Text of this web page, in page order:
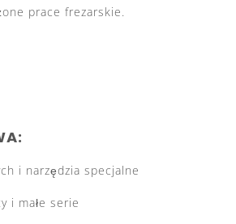
prace frezarskie.
i narzędzia specjalne
i małe serie